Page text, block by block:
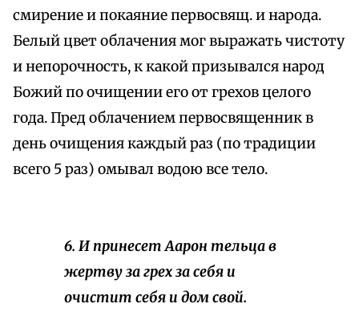
смирение и покаяние первосвящ. и народа.
Белый цвет облачения мог выражать чистоту
и непорочность, к какой призывался народ
Божий по очищении его от грехов целого
года. Пред облачением первосвященник в
день очищения каждый раз (по традиции
всего 5 раз) омывал водою все тело.
6. И принесет Аарон тельца в
жертву за грех за себя и
очистит себя и дом свой.